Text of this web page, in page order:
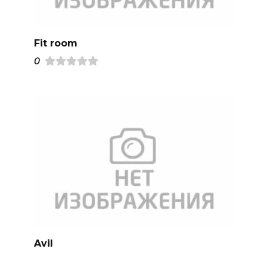
Fit room
0
Avil